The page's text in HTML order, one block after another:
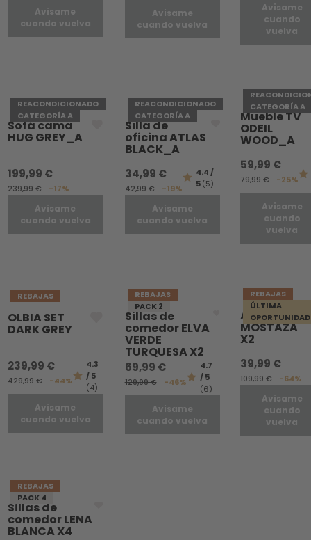
Avisame
cuando vuelva
Avisame
cuando vuelva
Avisame
cuando
vuelva
REACONDICIONADO
CATEGORÍA A
Sofá cama
HUG GREY_A
199,99 €
239,99 € -17%
Avisame
cuando vuelva
REACONDICIONADO
CATEGORÍA A
Silla de
oficina ATLAS
BLACK_A
34,99 €
42,99 € -19%
4.4 /
5(5)
Avisame
cuando vuelva
CATEGORÍA A
Mueble TV
ODEIL
WOOD_A
59,99 €
79,99 € -25%
Avisame
cuando
vuelva
REBAJAS
OLBIA SET
DARK GREY
239,99 €
429,99 € -44%
4.3
/ 5
(4)
Avisame
cuando vuelva
REBAJAS
PACK 2
Sillas de
comedor ELVA
VERDE
TURQUESA X2
69,99 €
129,99 € -46%
4.7
/ 5
(6)
Avisame
cuando vuelva
REBAJAS
ÚLTIMA
OPORTUNIDAD
ALMA
MOSTAZA
X2
39,99 €
109,99 € -64%
Avisame
cuando
vuelva
REBAJAS
PACK 4
Sillas de
comedor LENA
BLANCA X4